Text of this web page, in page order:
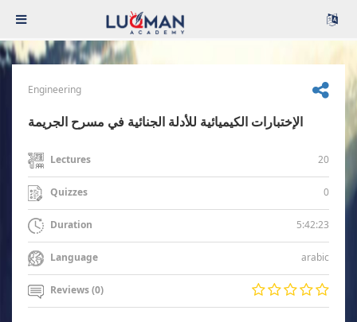
Engineering
الإختبارات الكيميائية للأدلة الجنائية في مسرح الجريمة
Lectures 20
Quizzes 0
Duration 5:42:23
Language arabic
Reviews (0)